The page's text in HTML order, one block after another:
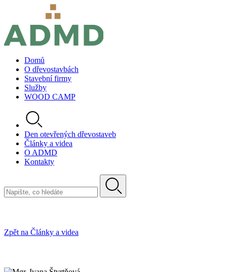
Domů
O dřevostavbách
Stavební firmy
Služby
WOOD CAMP
Den otevřených dřevostaveb
Články a videa
O ADMD
Kontakty
Zpět na Články a videa